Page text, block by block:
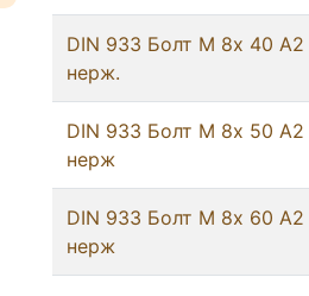
DIN 933 Болт М 8х 40 А2
нерж.
DIN 933 Болт М 8х 50 А2
нерж
DIN 933 Болт М 8х 60 А2
нерж